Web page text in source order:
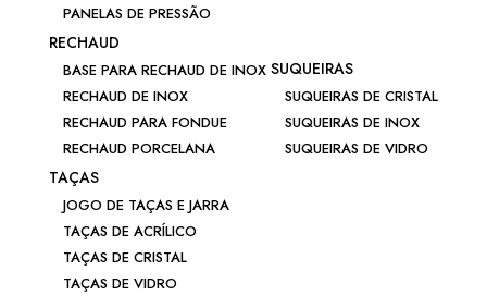
PANELAS DE PRESSÃO
RECHAUD
BASE PARA RECHAUD DE INOX
RECHAUD DE INOX
RECHAUD PARA FONDUE
RECHAUD PORCELANA
SUQUEIRAS
SUQUEIRAS DE CRISTAL
SUQUEIRAS DE INOX
SUQUEIRAS DE VIDRO
TAÇAS
JOGO DE TAÇAS E JARRA
TAÇAS DE ACRÍLICO
TAÇAS DE CRISTAL
TAÇAS DE VIDRO